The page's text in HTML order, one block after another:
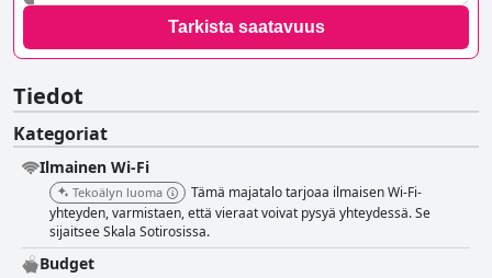
Tarkista saatavuus
Tiedot
Kategoriat
Ilmainen Wi-Fi
Tekoälyn luoma
Tämä majatalo tarjoaa ilmaisen Wi-Fi-
yhteyden, varmistaen, että vieraat voivat pysyä yhteydessä. Se
sijaitsee Skala Sotirosissa.
Budget